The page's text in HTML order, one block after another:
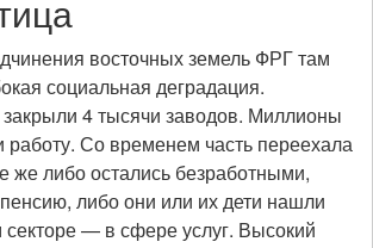
восточных земель ФРГ там
социальная деградация.
4 тысячи заводов. Миллионы
Со временем часть переехала
же либо остались безработными,
либо они или их дети нашли
секторе — в сфере услуг. Высокий